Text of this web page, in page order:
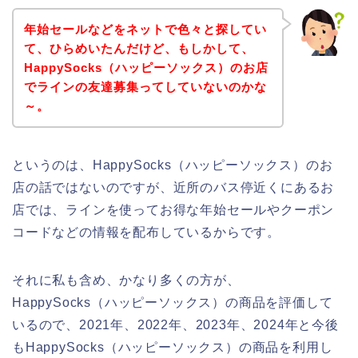
年始セールなどをネットで色々と探してい
て、ひらめいたんだけど、もしかして、
HappySocks（ハッピーソックス）のお店
でラインの友達募集ってしていないのかな
～。
というのは、HappySocks（ハッピーソックス）のお
店の話ではないのですが、近所のバス停近くにあるお
店では、ラインを使ってお得な年始セールやクーポン
コードなどの情報を配布しているからです。
それに私も含め、かなり多くの方が、
HappySocks（ハッピーソックス）の商品を評価して
いるので、2021年、2022年、2023年、2024年と今後
もHappySocks（ハッピーソックス）の商品を利用し